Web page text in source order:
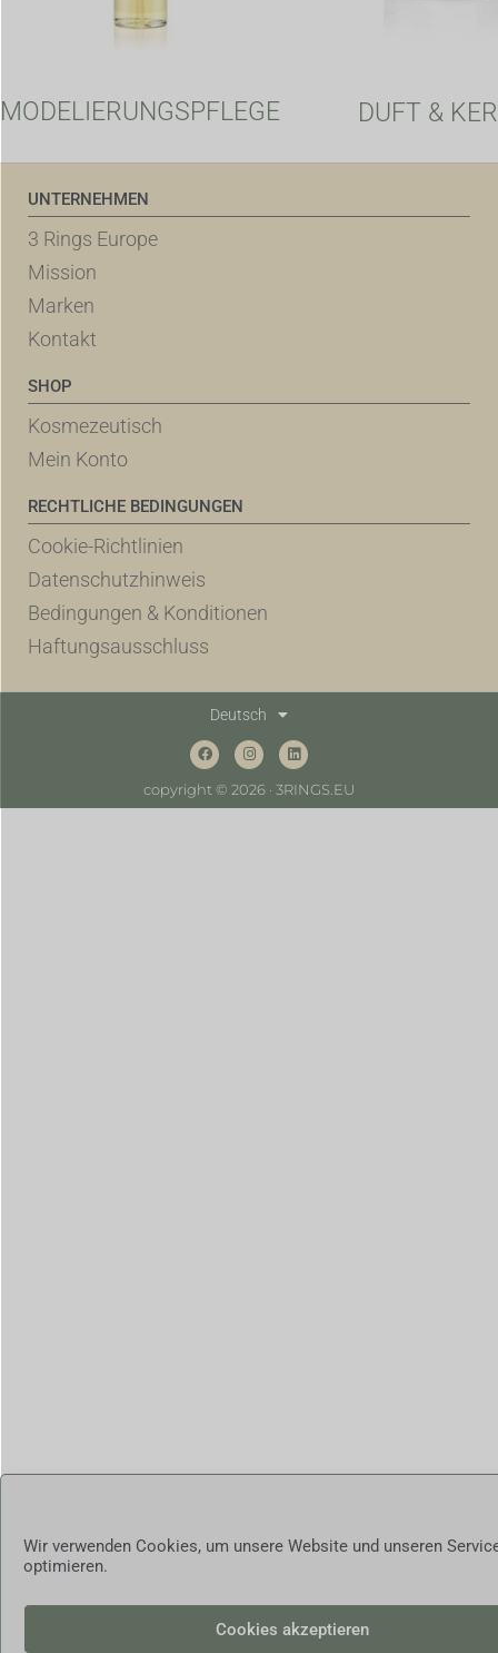
Wir verwenden Cookies, um unsere Website und unseren
optimieren.
Cookies akzeptieren
MODELIERUNGSPFLEGE DUFT &
UNTERNEHMEN
3 Rings Europe
Mission
Marken
Kontakt
SHOP
Kosmezeutisch
Mein Konto
RECHTLICHE BEDINGUNGEN
Cookie-Richtlinien
Datenschutzhinweis
Bedingungen & Konditionen
Haftungsausschluss
Deutsch
copyright © 2026 · 3RINGS.EU